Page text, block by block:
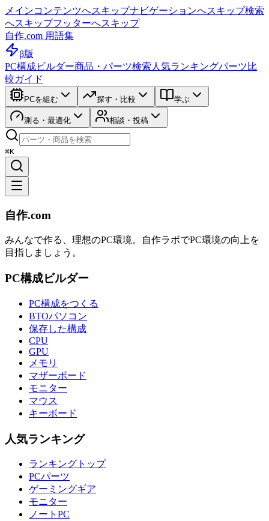
メインコンテンツへスキップナビゲーションへスキップ検索
へスキップフッターへスキップ
自作.com 用語集
β版
PC構成ビルダー商品・パーツ検索 人気ランキングパーツ比
較ガイド
PCを組む 探す・比較 学ぶ
測る・最適化 相談・投稿
⌘K
自作.com
みんなで作る、理想のPC環境。 自作ラボでPC環境の向上を
目指しましょう。
PC構成ビルダー
PC構成をつくる
BTOパソコン
保存した構成
CPU
GPU
メモリ
マザーボード
モニター
マウス
キーボード
人気ランキング
ランキングトップ
PCパーツ
ゲーミングギア
モニター
ノートPC